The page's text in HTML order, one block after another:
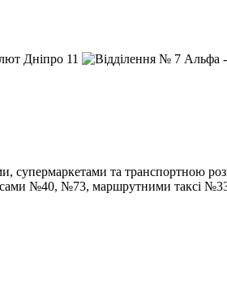
та транспортною
№40, №73, маршрутними